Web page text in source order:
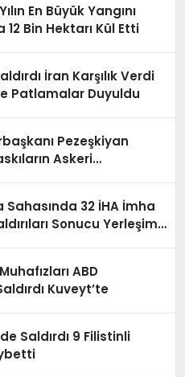
En Büyük Yangını
12 Bin Hektarı Kül Etti
İran Karşılık Verdi
Patlamalar Duyuldu
Pezeşkiyan
Askeri
Sahasında 32 İHA İmha
Sonucu Yerleşim
ABD
Kuveyt’te
Saldırdı 9 Filistinli